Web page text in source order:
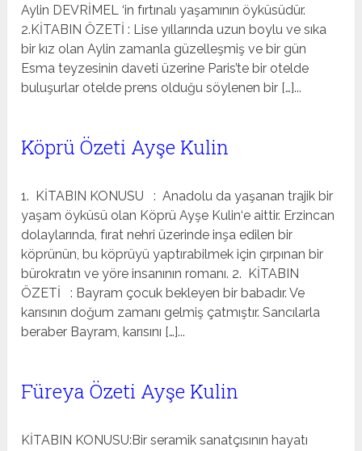
Aylin DEVRİMEL ‘in fırtınalı yaşamının öyküsüdür.
2.KİTABIN ÖZETİ : Lise yıllarında uzun boylu ve sıka
bir kız olan Aylin zamanla güzelleşmiş ve bir gün
Esma teyzesinin daveti üzerine Paris’te bir otelde
buluşurlar otelde prens olduğu söylenen bir […]...
Köprü Özeti Ayşe Kulin
1. KİTABIN KONUSU : Anadolu da yaşanan trajik bir
yaşam öyküsü olan Köprü Ayşe Kulin‘e aittir. Erzincan
dolaylarında, fırat nehri üzerinde inşa edilen bir
köprünün, bu köprüyü yaptırabilmek için çırpınan bir
bürokratın ve yöre insanının romanı. 2. KİTABIN
ÖZETİ : Bayram çocuk bekleyen bir babadır. Ve
karısının doğum zamanı gelmiş çatmıştır. Sancılarla
beraber Bayram, karısını […]...
Füreya Özeti Ayşe Kulin
KİTABIN KONUSU:Bir seramik sanatçısının hayatı